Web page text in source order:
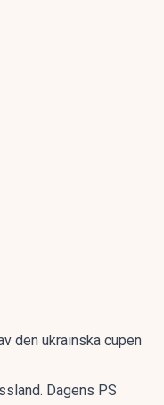
den ukrainska cupen
Dagens PS